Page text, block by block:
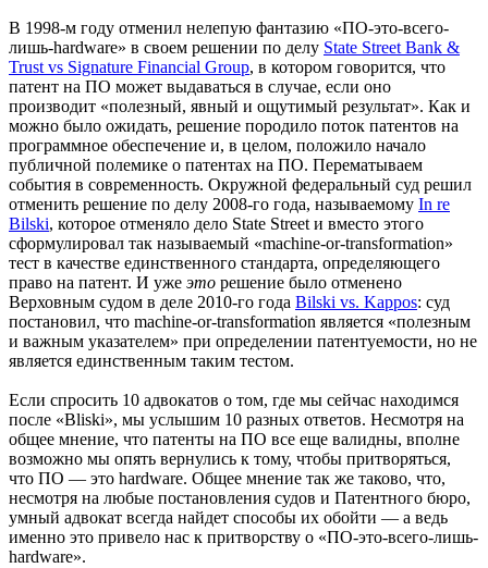
В 1998-м году отменил нелепую фантазию «ПО-это-всего-
лишь-hardware» в своем решении по делу State Street Bank &
Trust vs Signature Financial Group, в котором говорится, что
патент на ПО может выдаваться в случае, если оно
производит «полезный, явный и ощутимый результат». Как и
можно было ожидать, решение породило поток патентов на
программное обеспечение и, в целом, положило начало
публичной полемике о патентах на ПО. Перематываем
события в современность. Окружной федеральный суд решил
отменить решение по делу 2008-го года, называемому In re
Bilski, которое отменяло дело State Street и вместо этого
сформулировал так называемый «machine-or-transformation»
тест в качестве единственного стандарта, определяющего
право на патент. И уже это решение было отменено
Верховным судом в деле 2010-го года Bilski vs. Kappos: суд
постановил, что machine-or-transformation является «полезным
и важным указателем» при определении патентуемости, но не
является единственным таким тестом.
Если спросить 10 адвокатов о том, где мы сейчас находимся
после «Bliski», мы услышим 10 разных ответов. Несмотря на
общее мнение, что патенты на ПО все еще валидны, вполне
возможно мы опять вернулись к тому, чтобы притворяться,
что ПО — это hardware. Общее мнение так же таково, что,
несмотря на любые постановления судов и Патентного бюро,
умный адвокат всегда найдет способы их обойти — а ведь
именно это привело нас к притворству о «ПО-это-всего-лишь-
hardware».